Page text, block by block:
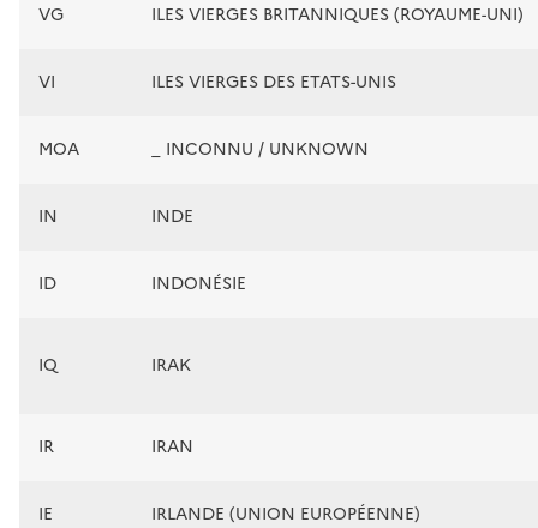
VG ILES VIERGES BRITANNIQUES (ROYAUME-UNI)
VI ILES VIERGES DES ETATS-UNIS
MOA _ INCONNU / UNKNOWN
IN INDE
ID INDONÉSIE
IQ IRAK
IR IRAN
IE IRLANDE (UNION EUROPÉENNE)